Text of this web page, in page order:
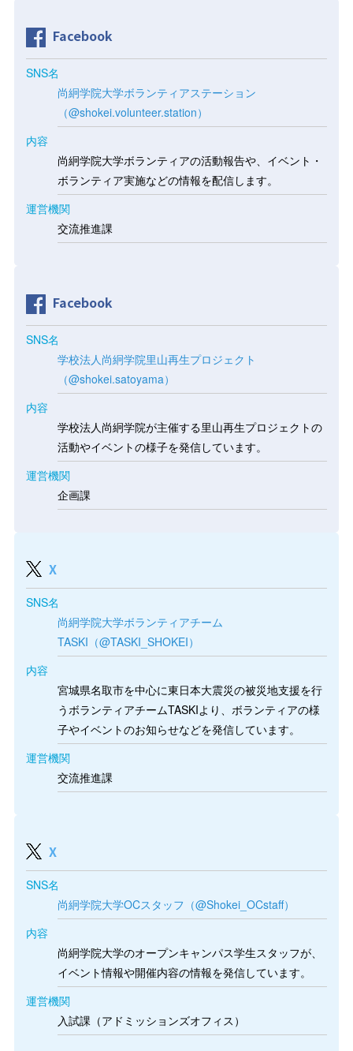
Facebook
SNS名
尚絅学院大学ボランティアステーション
（@shokei.volunteer.station）
内容
尚絅学院大学ボランティアの活動報告や、イベント・
ボランティア実施などの情報を配信します。
運営機関
交流推進課
Facebook
SNS名
学校法人尚絅学院里山再生プロジェクト
（@shokei.satoyama）
内容
学校法人尚絅学院が主催する里山再生プロジェクトの
活動やイベントの様子を発信しています。
運営機関
企画課
X
SNS名
尚絅学院大学ボランティアチーム
TASKI（@TASKI_SHOKEI）
内容
宮城県名取市を中心に東日本大震災の被災地支援を行
うボランティアチームTASKIより、ボランティアの様
子やイベントのお知らせなどを発信しています。
運営機関
交流推進課
X
SNS名
尚絅学院大学OCスタッフ（@Shokei_OCstaff）
内容
尚絅学院大学のオープンキャンパス学生スタッフが、
イベント情報や開催内容の情報を発信しています。
運営機関
入試課（アドミッションズオフィス）